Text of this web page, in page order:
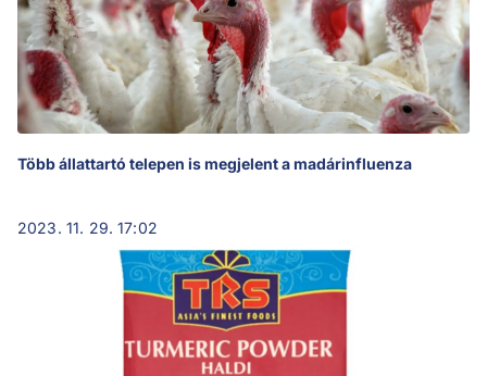
Több állattartó telepen is megjelent a madárinfluenza
2023. 11. 29. 17:02